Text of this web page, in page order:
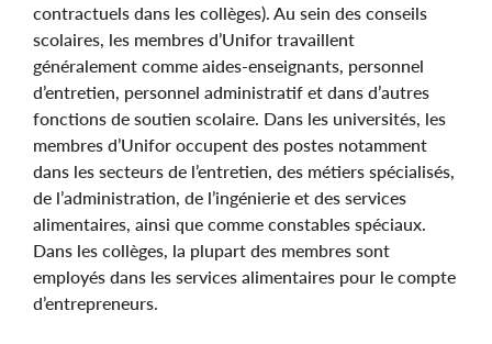
contractuels dans les collèges). Au sein des conseils
scolaires, les membres d’Unifor travaillent
généralement comme aides-enseignants, personnel
d’entretien, personnel administratif et dans d’autres
fonctions de soutien scolaire. Dans les universités, les
membres d’Unifor occupent des postes notamment
dans les secteurs de l’entretien, des métiers spécialisés,
de l’administration, de l’ingénierie et des services
alimentaires, ainsi que comme constables spéciaux.
Dans les collèges, la plupart des membres sont
employés dans les services alimentaires pour le compte
d’entrepreneurs.